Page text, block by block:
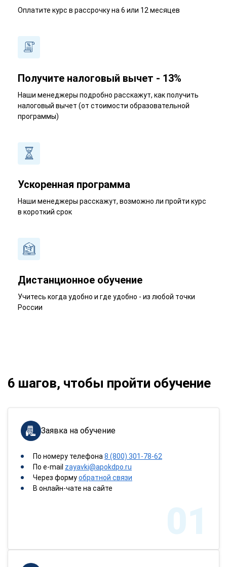
Оплатите курс в рассрочку на 6 или 12 месяцев
Получите налоговый вычет - 13%
Наши менеджеры подробно расскажут, как получить
налоговый вычет (от стоимости образовательной
программы)
Ускоренная программа
Наши менеджеры расскажут, возможно ли пройти курс
в короткий срок
Дистанционное обучение
Учитесь когда удобно и где удобно - из любой точки
России
6 шагов, чтобы пройти обучение
Заявка на обучение
По номеру телефона 8 (800) 301-78-62
По e-mail zayavki@apokdpo.ru
Через формуобратной связи
В онлайн-чате на сайте
01